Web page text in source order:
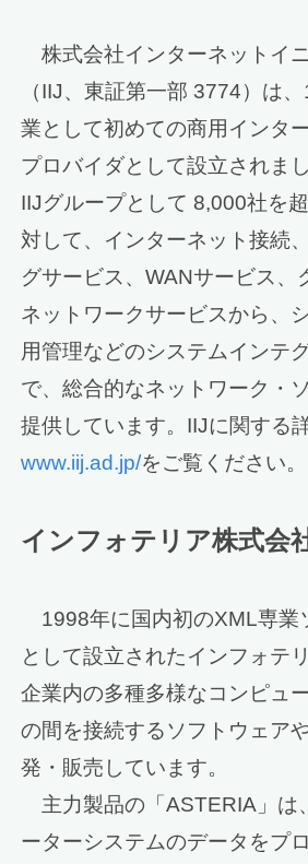
株式会社インターネットイ
（IIJ、東証第一部 3774）は
業として初めての商用インタ
プロバイダとして設立されま
IIJグループとして 8,000社を
対して、インターネット接続
グサービス、WANサービス、
ネットワークサービスから、
用管理などのシステムインテ
で、総合的なネットワーク・
提供しています。IIJに関する
www.iij.ad.jp/をご覧ください。
インフォテリア株式会
1998年に国内初のXML専業
として設立されたインフォテ
企業内の多種多様なコンピュ
の間を接続するソフトウェア
発・販売しています。
主力製品の「ASTERIA」は
ーターシステムのデータをプ